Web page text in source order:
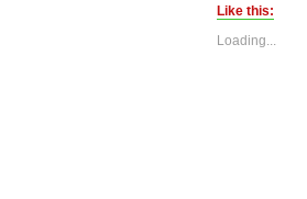
(Opens
new
Like this:
Loading...